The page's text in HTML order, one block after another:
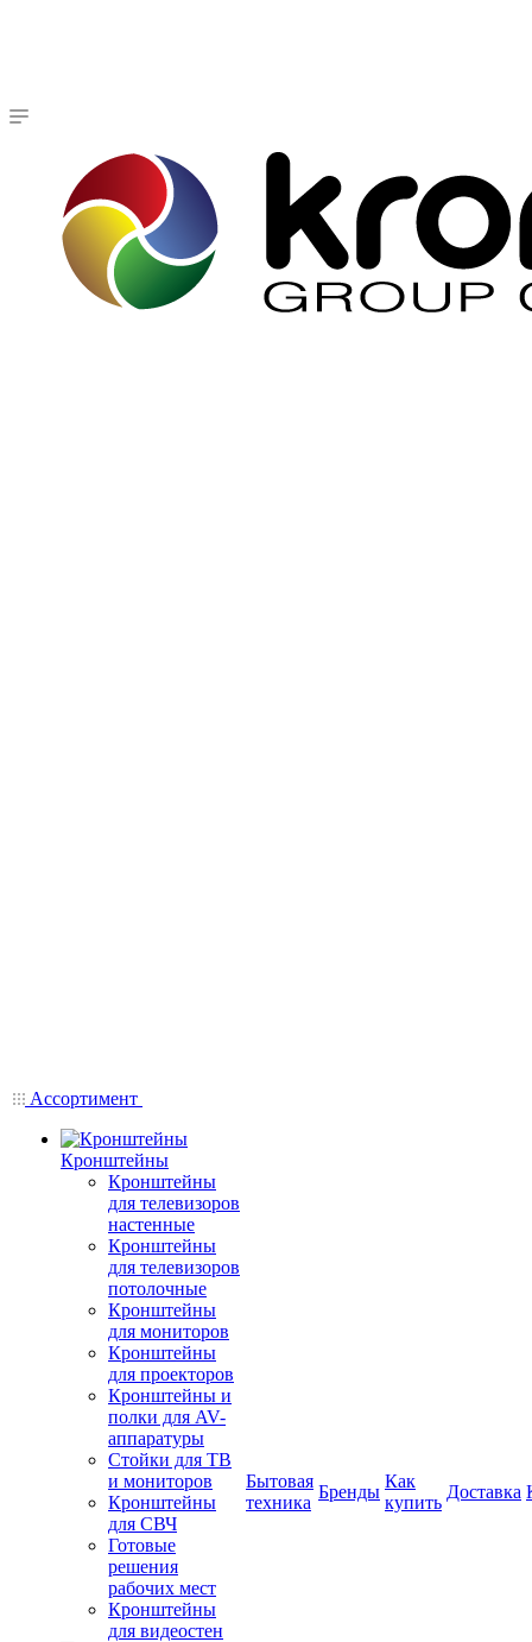
Ассортимент
Кронштейны
Кронштейны
для телевизоров
настенные
Кронштейны
для телевизоров
потолочные
Кронштейны
для мониторов
Кронштейны
для проекторов
Кронштейны и
полки для AV-
аппаратуры
Стойки для ТВ
и мониторов
Кронштейны
для СВЧ
Готовые
решения
рабочих мест
Кронштейны
для видеостен
Бытовая
техника
Бренды
Как
купить
Доставка